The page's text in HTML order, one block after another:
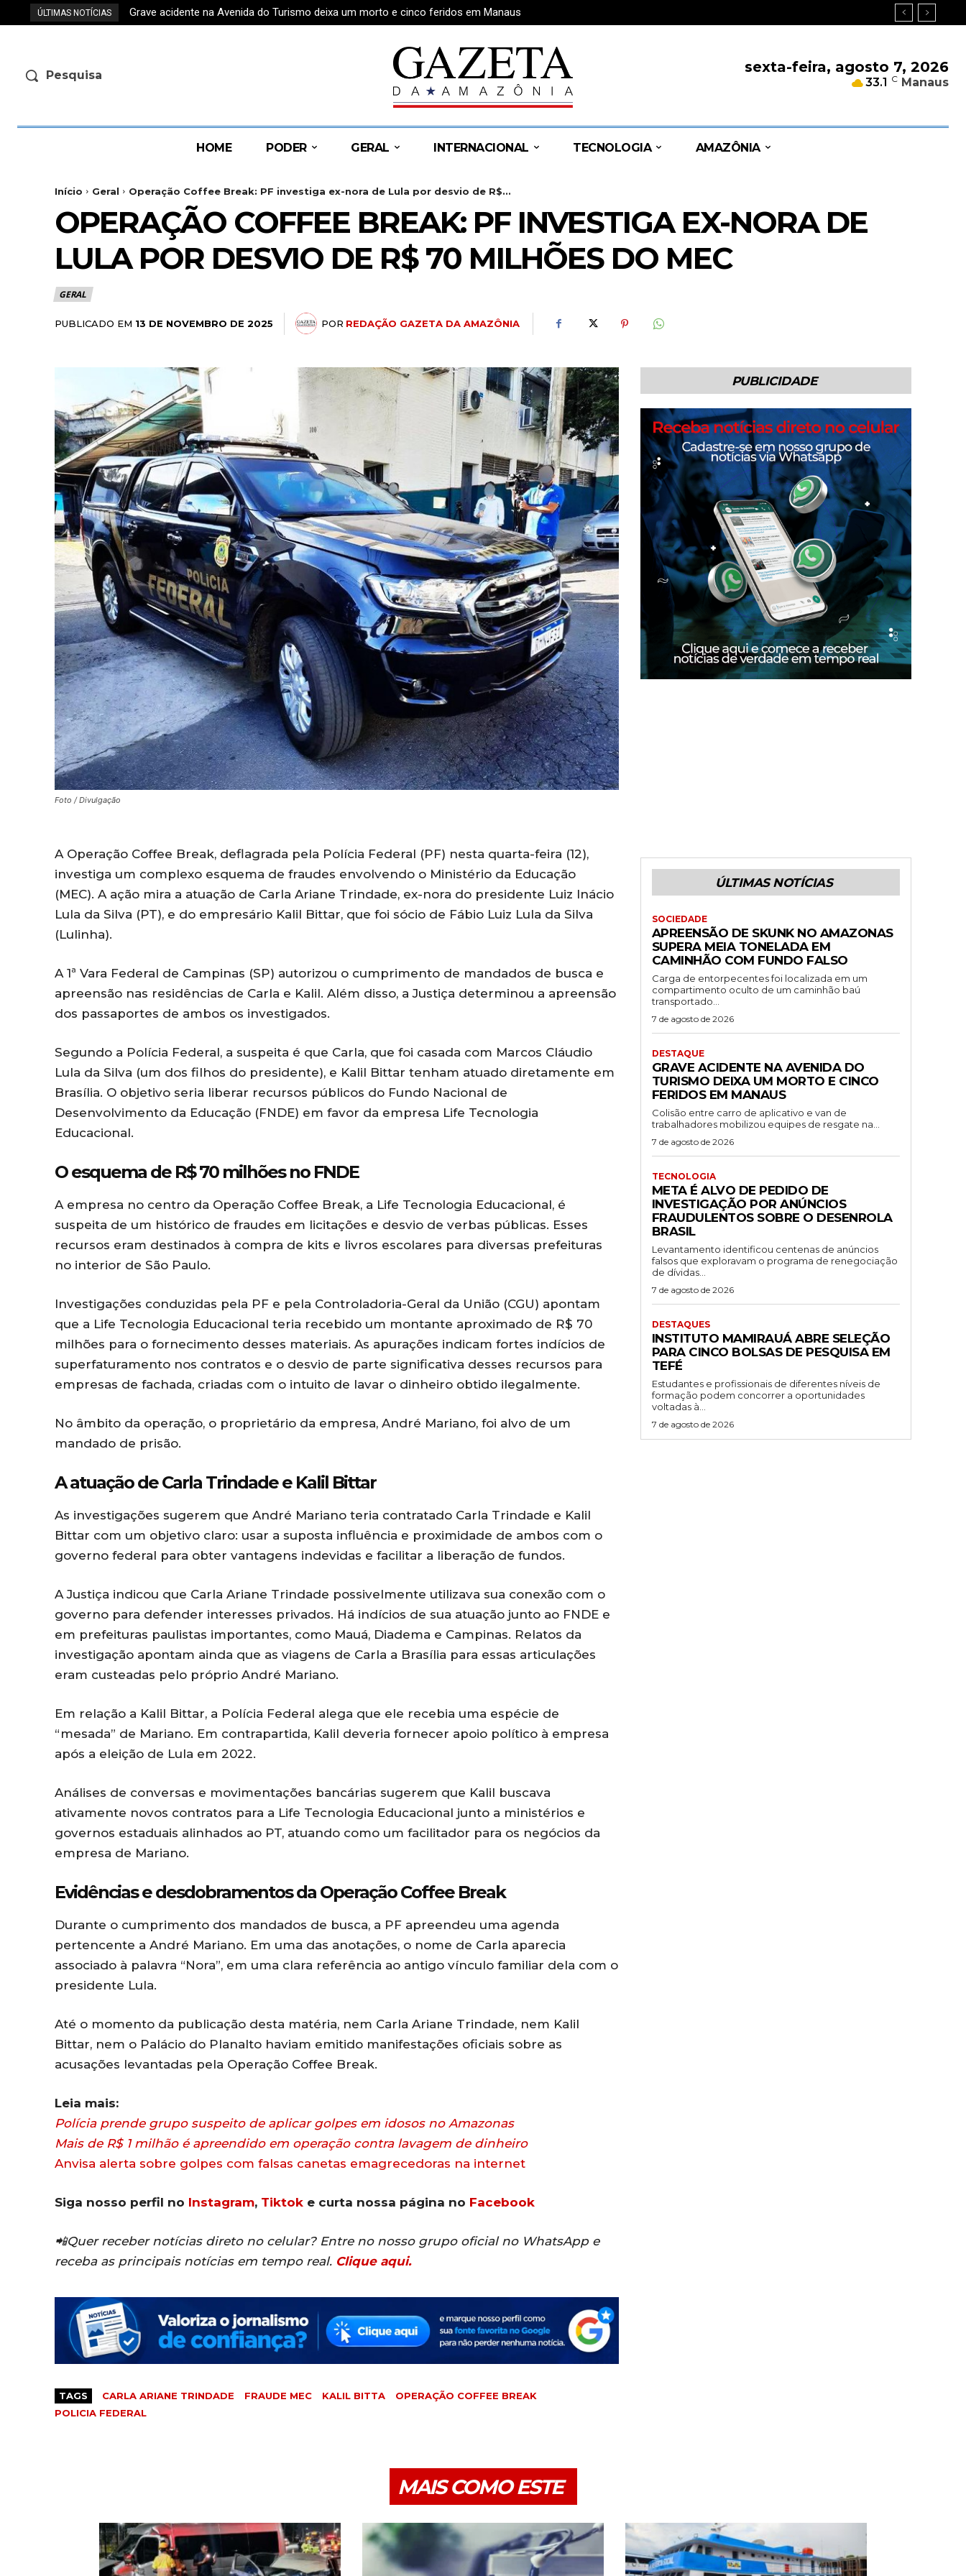
ÚLTIMAS NOTÍCIAS Grave acidente na Avenida do Turismo deixa um morto e cinco feridos em Manaus
Pesquisa sexta-feira, agosto 7, 2026
33.1 C Manaus
HOME PODER GERAL INTERNACIONAL TECNOLOGIA AMAZÔNIA
Início Geral Operação Coffee Break: PF investiga ex-nora de Lula por desvio de R$...
OPERAÇÃO COFFEE BREAK: PF INVESTIGA EX-NORA DE
LULA POR DESVIO DE R$ 70 MILHÕES DO MEC
GERAL
PUBLICADO EM 13 DE NOVEMBRO DE 2025 POR REDAÇÃO GAZETA DA AMAZÔNIA
Foto / Divulgação
PUBLICIDADE
A Operação Coffee Break, deflagrada pela Polícia Federal (PF) nesta quarta-feira (12),
investiga um complexo esquema de fraudes envolvendo o Ministério da Educação
(MEC). A ação mira a atuação de Carla Ariane Trindade, ex-nora do presidente Luiz Inácio
Lula da Silva (PT), e do empresário Kalil Bittar, que foi sócio de Fábio Luiz Lula da Silva
(Lulinha).
A 1ª Vara Federal de Campinas (SP) autorizou o cumprimento de mandados de busca e
apreensão nas residências de Carla e Kalil. Além disso, a Justiça determinou a apreensão
dos passaportes de ambos os investigados.
Segundo a Polícia Federal, a suspeita é que Carla, que foi casada com Marcos Cláudio
Lula da Silva (um dos filhos do presidente), e Kalil Bittar tenham atuado diretamente em
Brasília. O objetivo seria liberar recursos públicos do Fundo Nacional de
Desenvolvimento da Educação (FNDE) em favor da empresa Life Tecnologia
Educacional.
O esquema de R$ 70 milhões no FNDE
A empresa no centro da Operação Coffee Break, a Life Tecnologia Educacional, é
suspeita de um histórico de fraudes em licitações e desvio de verbas públicas. Esses
recursos eram destinados à compra de kits e livros escolares para diversas prefeituras
no interior de São Paulo.
Investigações conduzidas pela PF e pela Controladoria-Geral da União (CGU) apontam
que a Life Tecnologia Educacional teria recebido um montante aproximado de R$ 70
milhões para o fornecimento desses materiais. As apurações indicam fortes indícios de
superfaturamento nos contratos e o desvio de parte significativa desses recursos para
empresas de fachada, criadas com o intuito de lavar o dinheiro obtido ilegalmente.
No âmbito da operação, o proprietário da empresa, André Mariano, foi alvo de um
mandado de prisão.
A atuação de Carla Trindade e Kalil Bittar
As investigações sugerem que André Mariano teria contratado Carla Trindade e Kalil
Bittar com um objetivo claro: usar a suposta influência e proximidade de ambos com o
governo federal para obter vantagens indevidas e facilitar a liberação de fundos.
A Justiça indicou que Carla Ariane Trindade possivelmente utilizava sua conexão com o
governo para defender interesses privados. Há indícios de sua atuação junto ao FNDE e
em prefeituras paulistas importantes, como Mauá, Diadema e Campinas. Relatos da
investigação apontam ainda que as viagens de Carla a Brasília para essas articulações
eram custeadas pelo próprio André Mariano.
Em relação a Kalil Bittar, a Polícia Federal alega que ele recebia uma espécie de
“mesada” de Mariano. Em contrapartida, Kalil deveria fornecer apoio político à empresa
após a eleição de Lula em 2022.
Análises de conversas e movimentações bancárias sugerem que Kalil buscava
ativamente novos contratos para a Life Tecnologia Educacional junto a ministérios e
governos estaduais alinhados ao PT, atuando como um facilitador para os negócios da
empresa de Mariano.
Evidências e desdobramentos da Operação Coffee Break
Durante o cumprimento dos mandados de busca, a PF apreendeu uma agenda
pertencente a André Mariano. Em uma das anotações, o nome de Carla aparecia
associado à palavra “Nora”, em uma clara referência ao antigo vínculo familiar dela com o
presidente Lula.
Até o momento da publicação desta matéria, nem Carla Ariane Trindade, nem Kalil
Bittar, nem o Palácio do Planalto haviam emitido manifestações oficiais sobre as
acusações levantadas pela Operação Coffee Break.
Leia mais:
Polícia prende grupo suspeito de aplicar golpes em idosos no Amazonas
Mais de R$ 1 milhão é apreendido em operação contra lavagem de dinheiro
Anvisa alerta sobre golpes com falsas canetas emagrecedoras na internet
Siga nosso perfil no Instagram, Tiktok e curta nossa página no Facebook
📲Quer receber notícias direto no celular? Entre no nosso grupo oficial no WhatsApp e
receba as principais notícias em tempo real. Clique aqui.
TAGS CARLA ARIANE TRINDADE FRAUDE MEC KALIL BITTA
OPERAÇÃO COFFEE BREAK
POLICIA FEDERAL
ÚLTIMAS NOTÍCIAS
SOCIEDADE
APREENSÃO DE SKUNK NO AMAZONAS
SUPERA MEIA TONELADA EM
CAMINHÃO COM FUNDO FALSO
Carga de entorpecentes foi localizada em um
compartimento oculto de um caminhão baú
transportado...
7 de agosto de 2026
DESTAQUE
GRAVE ACIDENTE NA AVENIDA DO
TURISMO DEIXA UM MORTO E CINCO
FERIDOS EM MANAUS
Colisão entre carro de aplicativo e van de
trabalhadores mobilizou equipes de resgate na...
7 de agosto de 2026
TECNOLOGIA
META É ALVO DE PEDIDO DE
INVESTIGAÇÃO POR ANÚNCIOS
FRAUDULENTOS SOBRE O DESENROLA
BRASIL
Levantamento identificou centenas de anúncios
falsos que exploravam o programa de renegociação
de dívidas...
7 de agosto de 2026
DESTAQUES
INSTITUTO MAMIRAUÁ ABRE SELEÇÃO
PARA CINCO BOLSAS DE PESQUISA EM
TEFÉ
Estudantes e profissionais de diferentes níveis de
formação podem concorrer a oportunidades
voltadas à...
7 de agosto de 2026
MAIS COMO ESTE